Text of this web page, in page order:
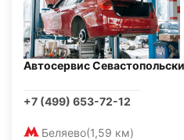
Автосервис
+7 (499) 653-72-12
Беляево(1,59 км)